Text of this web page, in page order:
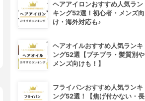
ヘアアイロンおすすめ人気ラン
キング52選！初心者・メンズ向
け・海外対応も♪
ヘアオイルおすすめ人気ランキ
ング52選【プチプラ・髪質別や
メンズ向けも！】
フライパンおすすめ人気ランキ
ング52選！【焦げ付かない・長